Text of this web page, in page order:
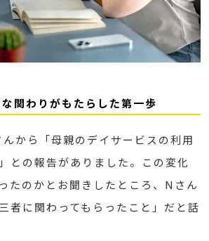
関わりがもたらした第一歩
から「母親のデイサービスの利用
との報告がありました。この変化
たのかとお聞きしたところ、Nさん
者に関わってもらったこと」だと話